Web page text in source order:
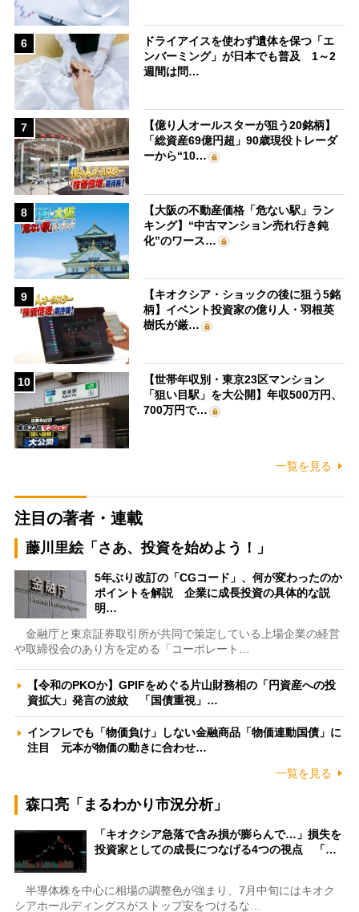
6
ドライアイスを使わず遺体を保つ「エ
ンバーミング」が日本でも普及 1～2
週間は問…
7
【億り人オールスターが狙う20銘柄】
「総資産69億円超」90歳現役トレーダ
ーから“10…
8
【大阪の不動産価格「危ない駅」ラン
キング】“中古マンション売れ行き鈍
化”のワース…
9
【キオクシア・ショックの後に狙う5銘
柄】イベント投資家の億り人・羽根英
樹氏が厳…
10
【世帯年収別・東京23区マンション
「狙い目駅」を大公開】年収500万円、
700万円で…
一覧を見る
注目の著者・連載
藤川里絵「さあ、投資を始めよう！」
5年ぶり改訂の「CGコード」、何が変わったのか
ポイントを解説 企業に成長投資の具体的な説
明…
金融庁と東京証券取引所が共同で策定している上場企業の経営
や取締役会のあり方を定める「コーポレート…
【令和のPKOか】GPIFをめぐる片山財務相の「円資産への投
資拡大」発言の波紋 「国債重視」…
インフレでも「物価負け」しない金融商品「物価連動国債」に
注目 元本が物価の動きに合わせ…
一覧を見る
森口亮「まるわかり市況分析」
「キオクシア急落で含み損が膨らんで…」損失を
投資家としての成長につなげる4つの視点 「…
半導体株を中心に相場の調整色が強まり、7月中旬にはキオク
シアホールディングスがストップ安をつけるな…